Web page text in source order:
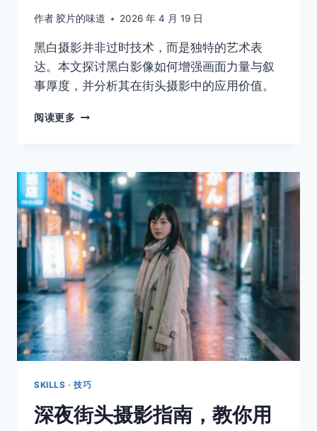
作者 胶片的味道 2026 年 4 月 19 日
黑白摄影并非过时技术，而是独特的艺术表
达。本文探讨黑白影像如何增强画面力量与叙
事厚度，并分析其在街头摄影中的应用价值。
阅读更多
失
去
了
色
彩，
它
还
剩
下
什
么？
SKILLS · 技巧
深夜街头摄影指南，教你用